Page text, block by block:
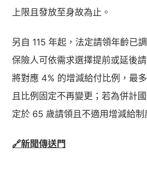
上限且發放至身故為止。
另自 115 年起，法定請領年齡已
保險人可依需求選擇提前或延後
將對應 4% 的增減給付比例，最
且比例固定不再變更；若為併計
定於 65 歲請領且不適用增減給制
🔗新聞傳送門